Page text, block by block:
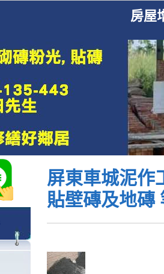
房屋
屏東車城泥作
貼壁磚及地磚